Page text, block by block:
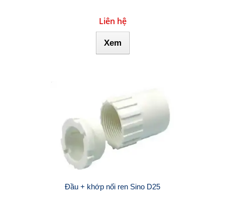
Liên hệ
Xem
Đầu + khớp nối ren Sino D25